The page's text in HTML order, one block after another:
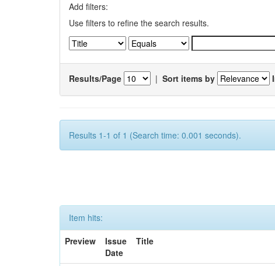
Add filters:
Use filters to refine the search results.
Results/Page | Sort items by
Results 1-1 of 1 (Search time: 0.001 seconds).
Item hits:
Preview
Issue
Date
Title